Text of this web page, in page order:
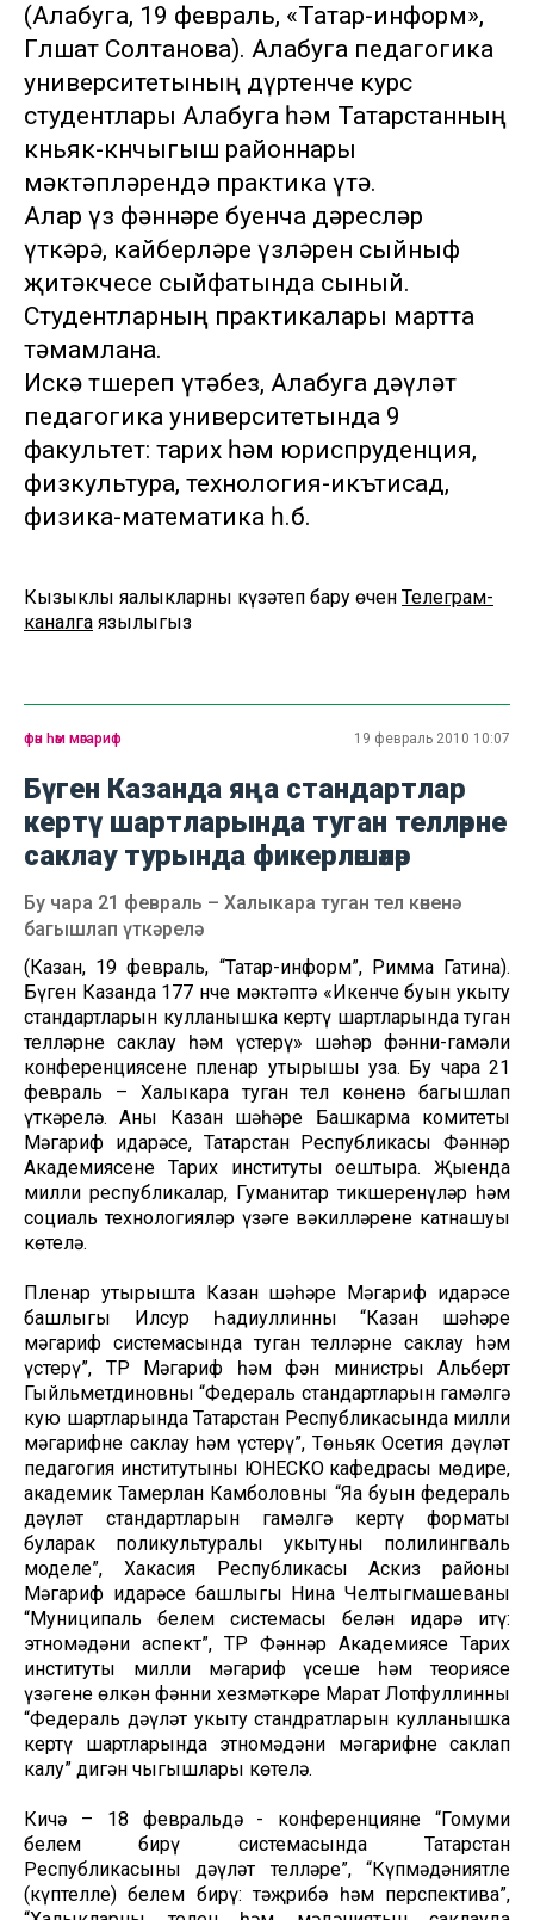
(Алабуга, 19 февраль, «Татар-информ»,
Гөлшат Солтанова). Алабуга педагогика
университетының дүртенче курс
студентлары Алабуга һәм Татарстанның
көньяк-көнчыгыш районнары
мәктәпләрендә практика үтә.
Алар үз фәннәре буенча дәресләр
үткәрә, кайберләре үзләрен сыйныф
җитәкчесе сыйфатында сыный.
Студентларның практикалары мартта
тәмамлана.
Искә төшереп үтәбез, Алабуга дәүләт
педагогика университетында 9
факультет: тарих һәм юриспруденция,
физкультура, технология-икътисад,
физика-математика һ.б.
Кызыклы яңалыкларны күзәтеп бару өчен Телеграм-
каналга язылыгыз
фән һәм мәгариф 19 февраль 2010 10:07
Бүген Казанда яңа стандартлар
кертү шартларында туган телләрне
саклау турында фикерләшәләр
Бу чара 21 февраль – Халыкара туган тел көненә
багышлап үткәрелә
(Казан, 19 февраль, “Татар-информ”, Римма Гатина).
Бүген Казанда 177 нче мәктәптә «Икенче буын укыту
стандартларын кулланышка кертү шартларында туган
телләрне саклау һәм үстерү» шәһәр фәнни-гамәли
конференциясенең пленар утырышы уза. Бу чара 21
февраль – Халыкара туган тел көненә багышлап
үткәрелә. Аны Казан шәһәре Башкарма комитеты
Мәгариф идарәсе, Татарстан Республикасы Фәннәр
Академиясенең Тарих институты оештыра. Җыенда
милли республикалар, Гуманитар тикшеренүләр һәм
социаль технологияләр үзәге вәкилләренең катнашуы
көтелә.
Пленар утырышта Казан шәһәре Мәгариф идарәсе
башлыгы Илсур Һадиуллинның “Казан шәһәре
мәгариф системасында туган телләрне саклау һәм
үстерү”, ТР Мәгариф һәм фән министры Альберт
Гыйльметдиновның “Федераль стандартларын гамәлгә
кую шартларында Татарстан Республикасында милли
мәгарифне саклау һәм үстерү”, Төньяк Осетия дәүләт
педагогия институтының ЮНЕСКО кафедрасы мөдире,
академик Тамерлан Камболовның “Яңа буын федераль
дәүләт стандартларын гамәлгә кертү форматы
буларак поликультуралы укытуның полилингваль
моделе”, Хакасия Республикасы Аскиз районы
Мәгариф идарәсе башлыгы Нина Челтыгмашеваның
“Муниципаль белем системасы белән идарә итү:
этномәдәни аспект”, ТР Фәннәр Академиясе Тарих
институты милли мәгариф үсеше һәм теориясе
үзәгенең өлкән фәнни хезмәткәре Марат Лотфуллинның
“Федераль дәүләт укыту стандратларын кулланышка
кертү шартларында этномәдәни мәгарифне саклап
калу” дигән чыгышлары көтелә.
Кичә – 18 февральдә - конференциянең “Гомуми
белем бирү системасында Татарстан
Республикасының дәүләт телләре”, “Күпмәдәниятле
(күптелле) белем бирү: тәҗрибә һәм перспектива”,